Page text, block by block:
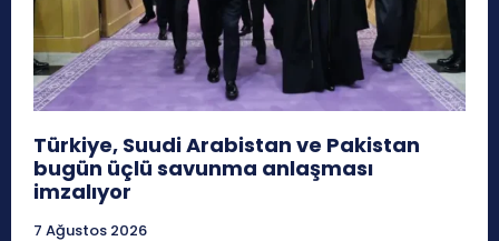
Türkiye, Suudi Arabistan ve Pakistan
bugün üçlü savunma anlaşması
imzalıyor
7 Ağustos 2026